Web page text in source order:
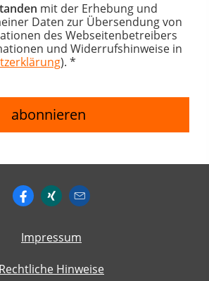
mit der Erhebung und
Daten zur Übersendung von
des Webseitenbetreibers
und Widerrufshinweise in
). *
Impressum
Rechtliche Hinweise